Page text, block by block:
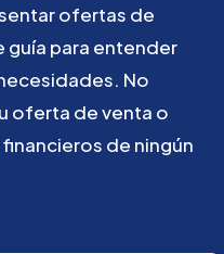
ofertas de
guía para entender
No
u oferta deventa o
financieros de ningún